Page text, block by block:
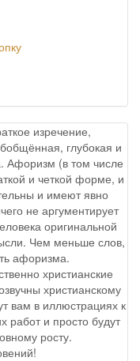
изречение,
глубокая и
Афоризм (в том числе
и четкой форме, и
и имеют явно
не аргументирует
оригинальной
Чем меньше слов,
афоризма.
христианские
христианскому
вам в иллюстрациях к
работ и просто будут
росту.